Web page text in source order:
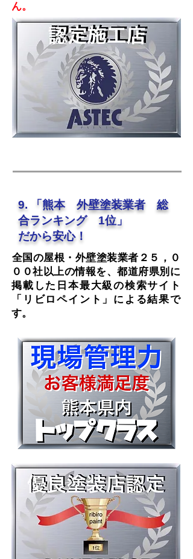
ん。​
9. 「熊本 外壁塗装業者 総
合ランキング 1位」
だから安心！
​全国の屋根・外壁塗装業者２５，０
００社以上の情報を、都道府県別に
掲載した日本最大級の検索サイト
「リビロペイント」による結果で
す。